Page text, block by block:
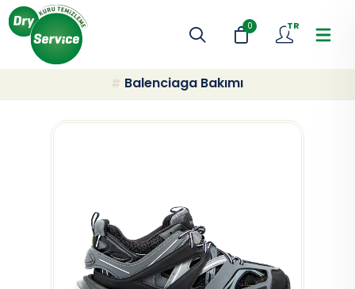
0 TR
Balenciaga Bakımı